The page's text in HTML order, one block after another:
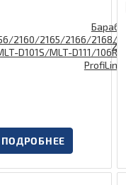
(для совмест
ProfiLine
ПОДРОБНЕЕ